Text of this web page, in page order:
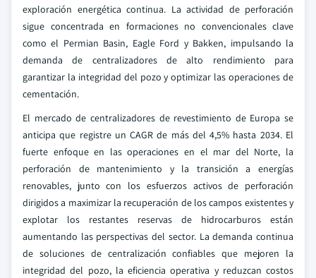
exploración energética continua. La actividad de perforación
sigue concentrada en formaciones no convencionales clave
como el Permian Basin, Eagle Ford y Bakken, impulsando la
demanda de centralizadores de alto rendimiento para
garantizar la integridad del pozo y optimizar las operaciones de
cementación.
El mercado de centralizadores de revestimiento de Europa se
anticipa que registre un CAGR de más del 4,5% hasta 2034. El
fuerte enfoque en las operaciones en el mar del Norte, la
perforación de mantenimiento y la transición a energías
renovables, junto con los esfuerzos activos de perforación
dirigidos a maximizar la recuperación de los campos existentes y
explotar los restantes reservas de hidrocarburos están
aumentando las perspectivas del sector. La demanda continua
de soluciones de centralización confiables que mejoren la
integridad del pozo, la eficiencia operativa y reduzcan costos